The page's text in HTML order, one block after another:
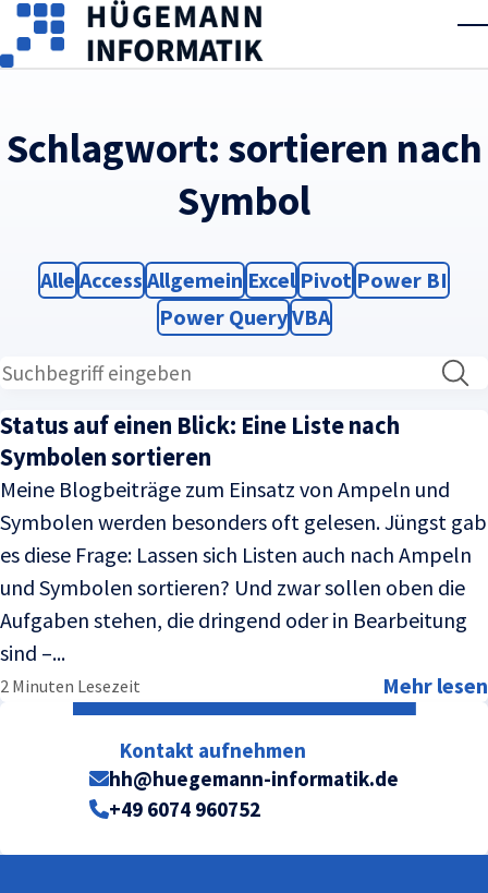
Skip to main content
Schlagwort: sortieren nach
Symbol
Filter
Alle Filter
Access Filter
Allgemein Filter
Excel Filter
Pivot Filter
Power BI
Filter
Power QueryFilter
VBA
Status auf einen Blick: Eine Liste nach
Symbolen sortieren
Meine Blogbeiträge zum Einsatz von Ampeln und
Symbolen werden besonders oft gelesen. Jüngst gab
es diese Frage: Lassen sich Listen auch nach Ampeln
und Symbolen sortieren? Und zwar sollen oben die
Aufgaben stehen, die dringend oder in Bearbeitung
sind –...
2 Minuten Lesezeit Mehr lesen
Kontakt aufnehmen
hh@huegemann-informatik.de
+49 6074 960752